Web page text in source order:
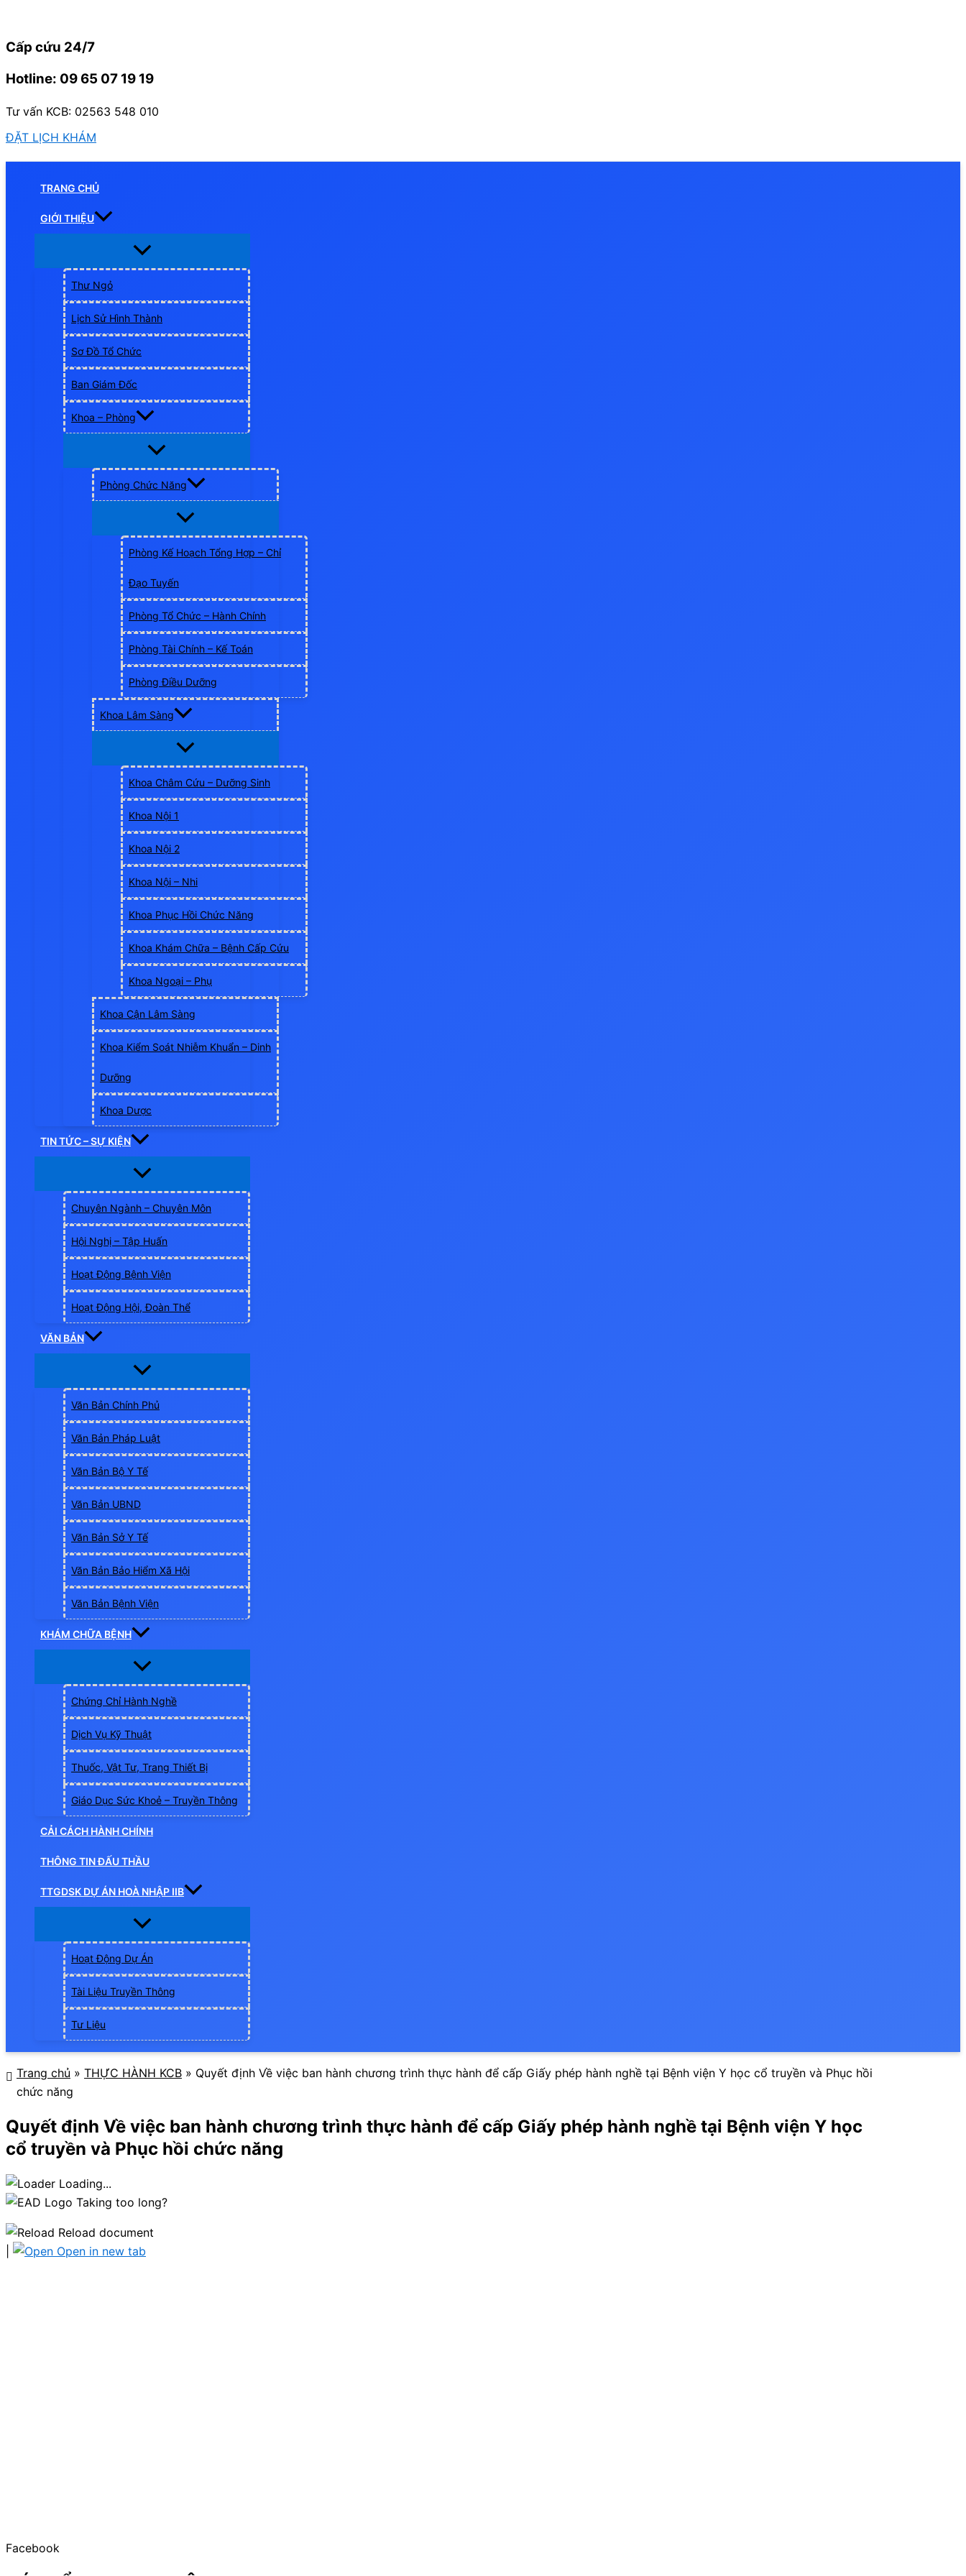
nội
Cấp cứu 24/7
Hotline: 09 65 07 19 19
Tư vấn KCB: 02563 548 010
ĐẶT LỊCH KHÁM
TRANG CHỦ
GIỚI THIỆU
Thư Ngỏ
Lịch Sử Hình Thành
Sơ Đồ Tổ Chức
Ban Giám Đốc
Khoa – Phòng
Phòng Chức Năng
Phòng Kế Hoạch Tổng Hợp – Chỉ
Đạo Tuyến
Phòng Tổ Chức – Hành Chính
Phòng Tài Chính – Kế Toán
Phòng Điều Dưỡng
Khoa Lâm Sàng
Khoa Châm Cứu – Dưỡng Sinh
Khoa Nội 1
Khoa Nội 2
Khoa Nội – Nhi
Khoa Phục Hồi Chức Năng
Khoa Khám Chữa – Bệnh Cấp Cứu
Khoa Ngoại – Phụ
Khoa Cận Lâm Sàng
Khoa Kiểm Soát Nhiễm Khuẩn – Dinh
Dưỡng
Khoa Dược
TIN TỨC – SỰ KIỆN
Chuyên Ngành – Chuyên Môn
Hội Nghị – Tập Huấn
Hoạt Động Bệnh Viện
Hoạt Động Hội, Đoàn Thể
VĂN BẢN
Văn Bản Chính Phủ
Văn Bản Pháp Luật
Văn Bản Bộ Y Tế
Văn Bản UBND
Văn Bản Sở Y Tế
Văn Bản Bảo Hiểm Xã Hội
Văn Bản Bệnh Viện
KHÁM CHỮA BỆNH
Chứng Chỉ Hành Nghề
Dịch Vụ Kỹ Thuật
Thuốc, Vật Tư, Trang Thiết Bị
Giáo Dục Sức Khoẻ – Truyền Thông
CẢI CÁCH HÀNH CHÍNH
THÔNG TIN ĐẤU THẦU
TTGDSK DỰ ÁN HOÀ NHẬP IIB
Hoạt Động Dự Án
Tài Liệu Truyền Thông
Tư Liệu
Trang chủ » THỰC HÀNH KCB » Quyết định Về việc ban hành chương trình thực hành để cấp Giấy phép hành nghề tại Bệnh viện Y học cổ truyền và Phục hồi
chức năng
Quyết định Về việc ban hành chương trình thực hành để cấp Giấy phép hành nghề tại Bệnh viện Y học
cổ truyền và Phục hồi chức năng
Loading...
Taking too long?
Reload document
Open in new tab
Facebook